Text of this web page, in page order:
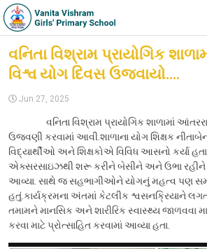
HOME
ABOUT TRUST
ACADEMIC
STUDENT ZONE
NEWS & EVENTS
GALLERY
ADMISSION FORM
વનિતા વિશ્રામ પ્રાયોગિક
વિશ્વ યોગ દિવસ ઉજવાયો….
Jun 27, 2025
વનિતા વિશ્રામ પ્રાયોગિક શાળામાં
ઉજવણી કરવામાં આવી.શાળાના યોગ શિક્ષક
વિદ્યાર્થીઓ અને શિક્ષકોએ વિવિધ આસનો કર્યા
એક્સરસાઇઝથી શરૂ કરીને બેસીને અને ઉભા રહીને
આવ્યા. સાથે જ સહભાગીઓને યોગનું મહત્વ પણ
હતું.કાર્યક્રમના અંતમાં કેટલીક શ્વસનક્રિયાને
તમામને માનસિક અને શારીરિક સ્વાસ્થ્ય જાળવવા
કરવા માટે પ્રોત્સાહિત કરવામાં આવ્યા હતા.